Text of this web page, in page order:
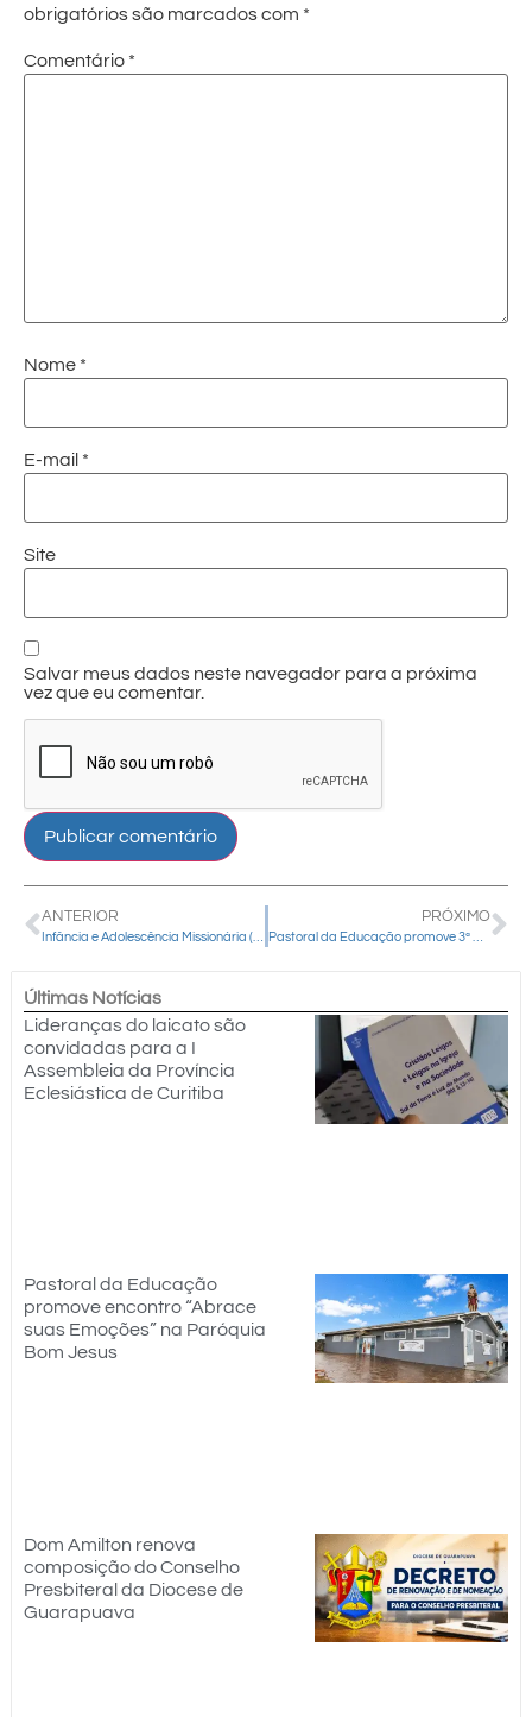
obrigatórios são marcados com *
Comentário *
Nome *
E-mail *
Site
Salvar meus dados neste navegador para a próxima
vez que eu comentar.
ANTERIOR PRÓXIMO
Últimas Notícias
Lideranças do laicato são
convidadas para a I
Assembleia da Província
Eclesiástica de Curitiba
Pastoral da Educação
promove encontro “Abrace
suas Emoções” na Paróquia
Bom Jesus
Dom Amilton renova
composição do Conselho
Presbiteral da Diocese de
Guarapuava